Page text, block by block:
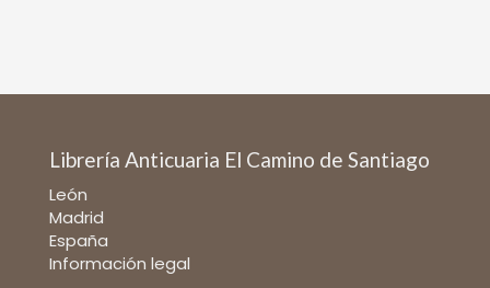
Librería Anticuaria El Camino de Santiago
León
Madrid
España
Información legal